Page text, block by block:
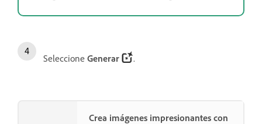
Seleccione Generar .
Crea imágenes impresionantes con